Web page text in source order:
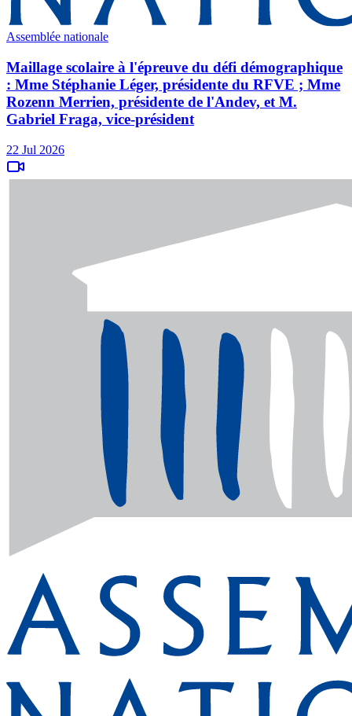
Assemblée nationale
Maillage scolaire à l'épreuve du défi démographique
: Mme Stéphanie Léger, présidente du RFVE ; Mme
Rozenn Merrien, présidente de l'Andev, et M.
Gabriel Fraga, vice-président
22 Jul 2026